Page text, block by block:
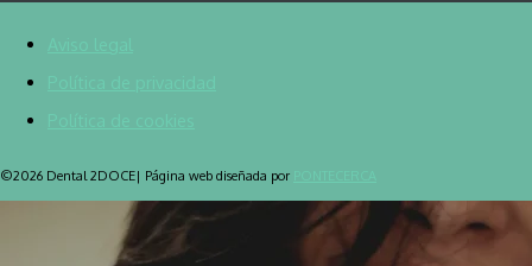
©2026 Dental 2DOCE| Página web diseñada por